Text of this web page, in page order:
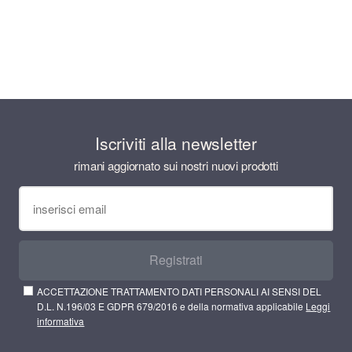
Iscriviti alla newsletter
rimani aggiornato sui nostri nuovi prodotti
Registrati
ACCETTAZIONE TRATTAMENTO DATI PERSONALI AI SENSI DEL
D.L. N.196/03 E GDPR 679/2016 e della normativa applicabile Leggi
informativa